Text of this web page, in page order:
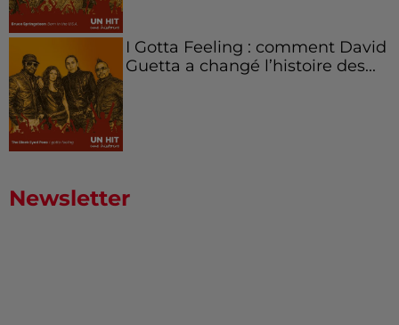
I Gotta Feeling : comment David
Guetta a changé l’histoire des...
Newsletter